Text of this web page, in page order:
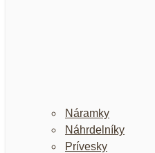
Náramky
Náhrdelníky
Prívesky